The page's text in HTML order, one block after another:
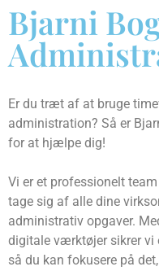
Bjarni
Er du træt af at bruge
administration? Så er
for at hjælpe dig!
Vi er et professionelt
tage sig af alle dine
administrativ opgaver.
digitale værktøjer sikrer
så du kan fokusere på